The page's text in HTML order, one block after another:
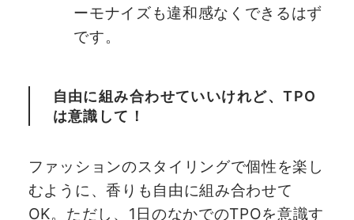
ーモナイズも違和感なくできるはず
です。
自由に組み合わせていいけれど、TPO
は意識して！
ファッションのスタイリングで個性を楽し
むように、香りも自由に組み合わせて
OK。ただし、1日のなかでのTPOを意識す